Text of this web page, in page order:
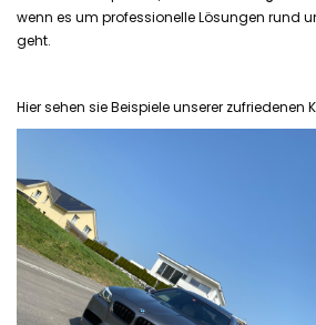
wenn es um professionelle Lösungen rund
geht.
Hier sehen sie Beispiele unserer zufriedenen